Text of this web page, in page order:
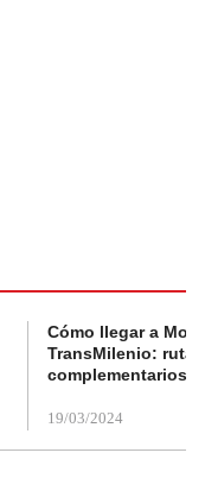
Cómo llegar a
TransMilenio:
complementarios
19/03/2024